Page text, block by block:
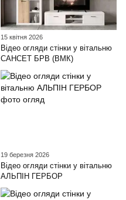
15 квітня 2026
Відео огляди стінки у вітальню
САНСЕТ БРВ (ВМК)
19 березня 2026
Відео огляди стінки у вітальню
АЛЬПІН ГЕРБОР